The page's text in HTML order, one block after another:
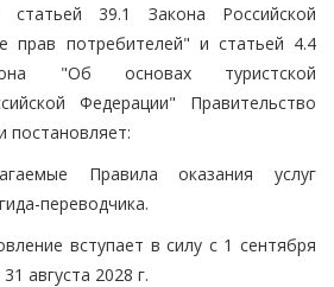
39.1 Закона Российской
прав потребителей" и статьей 4.4
"Об основах туристской
Федерации" Правительство
постановляет:
Правила оказания услуг
переводчика.
вступает в силу с 1 сентября
августа 2028 г.